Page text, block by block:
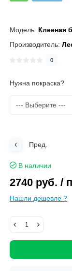
Модель: Клееная
Производитель:
0
Нужна покраска?
Пред.
В наличии
2740 руб. /
Нашли дешевле ?